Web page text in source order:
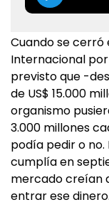
Cuando se cerró
Internacional
previsto que -
de US$ 15.000
organismo
3.000 millones
podía pedir o no.
cumplía en
mercado creían
entrar ese dinero.